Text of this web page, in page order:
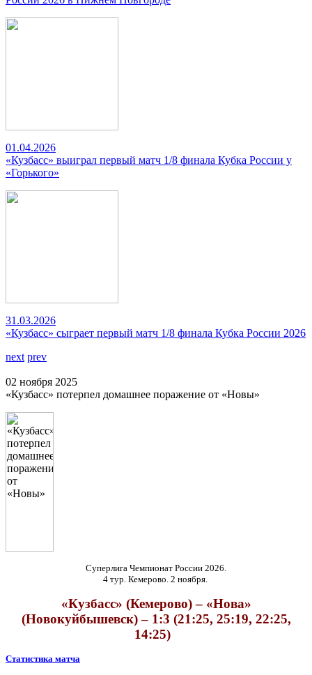
01.04.2026
«Кузбасс» выиграл первый матч 1/8 финала Кубка России у
«Горького»
31.03.2026
«Кузбасс» сыграет первый матч 1/8 финала Кубка России 2026
next prev
02 ноября 2025
«Кузбасс» потерпел домашнее поражение от «Новы»
Суперлига Чемпионат России 2026.
4 тур. Кемерово. 2 ноября.
«Кузбасс» (Кемерово) – «Нова»
(Новокуйбышевск) – 1:3 (21:25, 25:19, 22:25,
14:25)
Статистика матча